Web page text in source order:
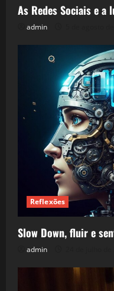
As Redes Sociais e a
admin
Reflexões
Slow Down, fluir e
admin